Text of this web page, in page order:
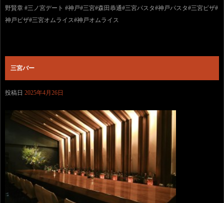
野賢章 #三ノ宮デート #神戸#三宮#森田恭通#三宮パスタ#神戸パスタ#三宮ピザ#
神戸ピザ#三宮オムライス#神戸オムライス
三宮バー
投稿日 2025年4月26日